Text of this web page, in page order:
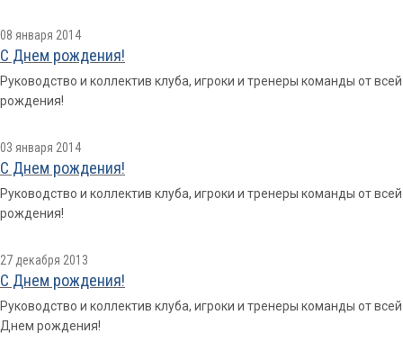
08 января 2014
С Днем рождения!
Руководство и коллектив клуба, игроки и тренеры команды от
рождения!
03 января 2014
С Днем рождения!
Руководство и коллектив клуба, игроки и тренеры команды от
рождения!
27 декабря 2013
С Днем рождения!
Руководство и коллектив клуба, игроки и тренеры команды от
Днем рождения!